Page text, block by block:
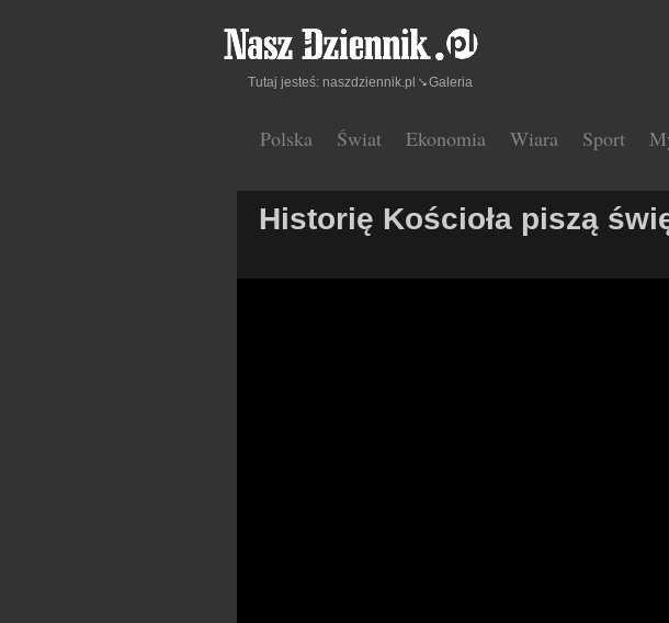
Polska Świat Ekonomia Wiara Sport
Tutaj jesteś: naszdziennik.pl Galeria
Historię Kościoła piszą